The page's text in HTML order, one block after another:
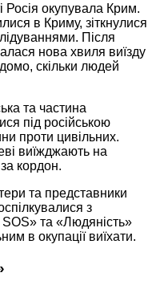
Росія окупувала Крим.
в Криму, зіткнулися
Після
нова хвиля виїзду
скільки людей
та частина
під російською
проти цивільних.
виїжджають на
кордон.
та представники
з
та «Людяність»
в окупації виїхати.